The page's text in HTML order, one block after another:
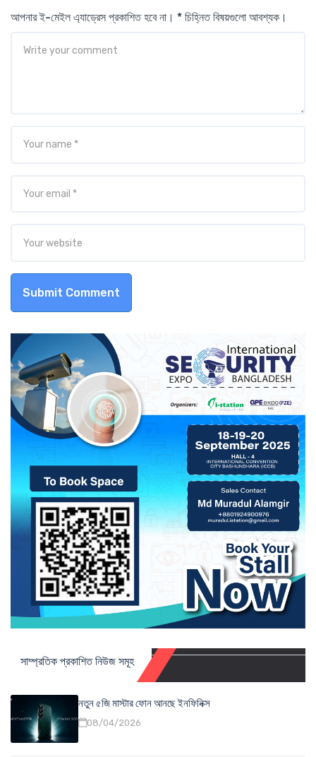
আপনার ই-মেইল এ্যাড্রেস প্রকাশিত হবে না। * চিহ্নিত বিষয়গুলো আবশ্যক।
Submit Comment
সাম্প্রতিক প্রকাশিত নিউজ সমূহ
নতুন ৫জি মাস্টার ফোন আনছে ইনফিনিক্স
08/04/2026